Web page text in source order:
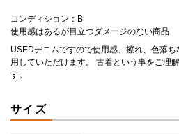
コンディション：B
使用感はあるが目立つダメージのない商品
USEDデニムですので使用感、擦れ、色落
用していただけます。 古着という事をご理
す。
サイズ